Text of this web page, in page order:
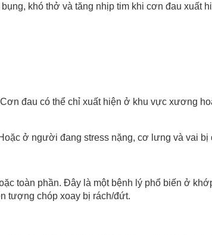
khó thở và tăng nhịp tim khi cơn đau xuất
đau có thể chỉ xuất hiện ở khu vực xương
ở người đang stress nặng, cơ lưng và vai bị
toàn phần. Đây là một bệnh lý phổ biến ở
tượng chóp xoay bị rách/đứt.